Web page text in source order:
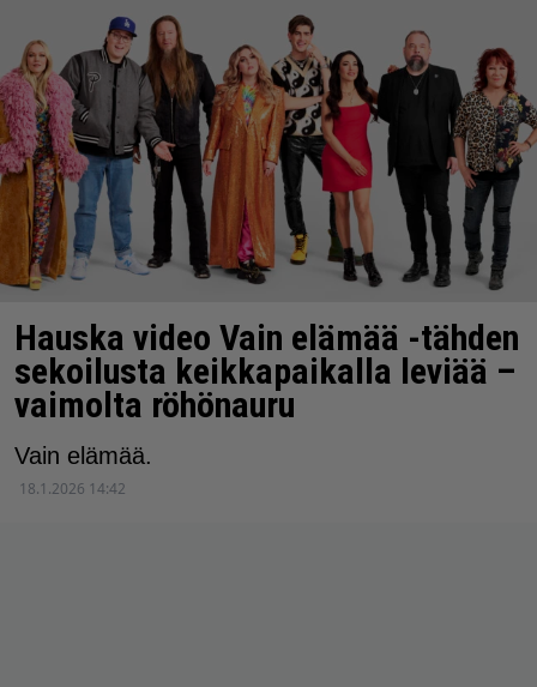
Hauska video Vain elämää -tähden
sekoilusta keikkapaikalla leviää –
vaimolta röhönauru
Vain elämää.
18.1.2026 14:42